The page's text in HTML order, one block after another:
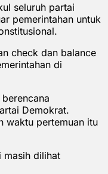
seluruh partai
pemerintahan untuk
check dan balance
di
Demokrat.
waktu pertemuan itu
masih dilihat